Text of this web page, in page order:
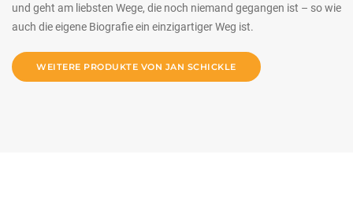
und geht am liebsten Wege, die noch niemand gegangen ist – so wie
auch die eigene Biografie ein einzigartiger Weg ist.
WEITERE PRODUKTE VON JAN SCHICKLE